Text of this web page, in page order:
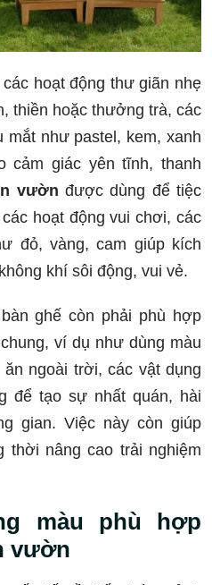
hoạt động thư giãn nhẹ
thiền hoặc thưởng trà, các
mắt như pastel, kem, xanh
cảm giác yên tĩnh, thanh
vườn được dùng để tiệc
hoạt động vui chơi, các
đỏ, vàng, cam giúp kích
khí sôi động, vui vẻ.
ghế còn phải phù hợp
ví dụ như dùng màu
ngoài trời, các vật dụng
để tạo sự nhất quán, hài
gian. Việc này còn giúp
thời nâng cao trải nghiệm
màu phù hợp
vườn